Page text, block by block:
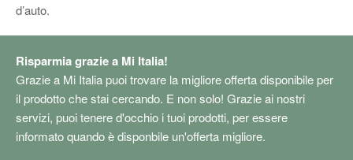
d’auto.
Risparmia grazie a Mi Italia!
Grazie a Mi Italia puoi trovare la migliore offerta disponibile per
il prodotto che stai cercando. E non solo! Grazie ai nostri
servizi, puoi tenere d'occhio i tuoi prodotti, per essere
informato quando è disponbile un'offerta migliore.